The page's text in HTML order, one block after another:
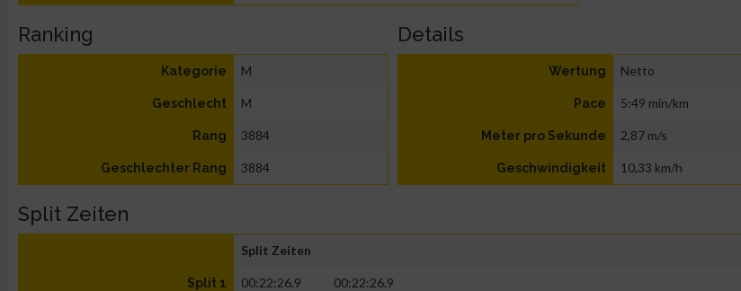
Ranking
Kategorie M
Geschlecht M
Rang 3884
Geschlechter Rang 3884
Details
Wertung Netto
Pace 5:49 min/km
Meter pro Sekunde 2,87 m/s
Geschwindigkeit 10,33 km/h
Split Zeiten
Split Zeiten
Split 1 00:22:26.9 00:22:26.9